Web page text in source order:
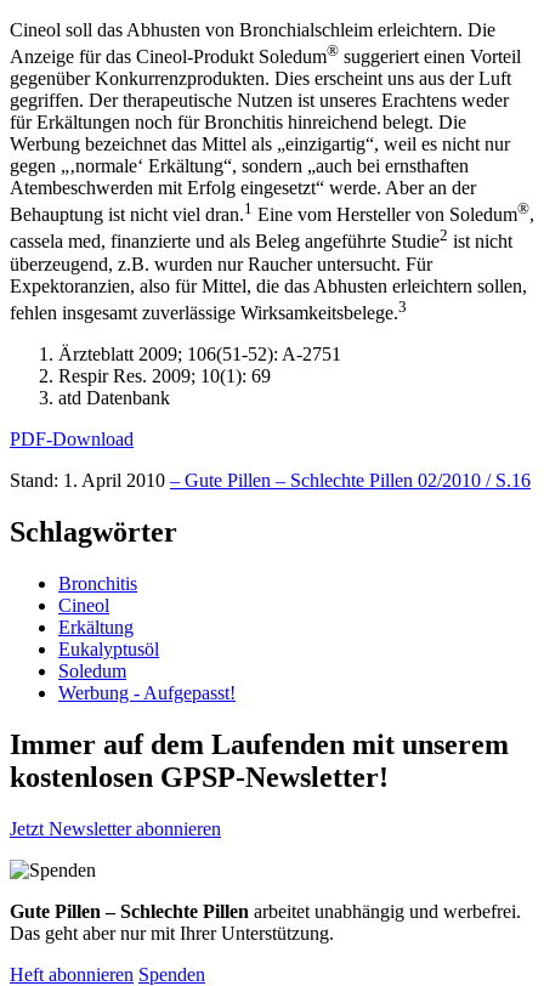
Cineol soll das Abhusten von Bronchialschleim erleichtern. Die
Anzeige für das Cineol-Produkt Soledum® suggeriert einen Vorteil
gegenüber Konkurrenzprodukten. Dies erscheint uns aus der Luft
gegriffen. Der therapeutische Nutzen ist unseres Erachtens weder
für Erkältungen noch für Bronchitis hinreichend belegt. Die
Werbung bezeichnet das Mittel als „einzigartig“, weil es nicht nur
gegen „‚normale‘ Erkältung“, sondern „auch bei ernsthaften
Atembeschwerden mit Erfolg eingesetzt“ werde. Aber an der
Behauptung ist nicht viel dran.1 Eine vom Hersteller von Soledum®,
cassela med, finanzierte und als Beleg angeführte Studie2 ist nicht
überzeugend, z.B. wurden nur Raucher untersucht. Für
Expektoranzien, also für Mittel, die das Abhusten erleichtern sollen,
fehlen insgesamt zuverlässige Wirksamkeitsbelege.3
Ärzteblatt 2009; 106(51-52): A-2751
Respir Res. 2009; 10(1): 69
atd Datenbank
PDF-Download
Stand: 1. April 2010 – Gute Pillen – Schlechte Pillen 02/2010 / S.16
Schlagwörter
Bronchitis
Cineol
Erkältung
Eukalyptusöl
Soledum
Werbung - Aufgepasst!
Immer auf dem Laufenden mit unserem
kostenlosen GPSP-Newsletter!
Jetzt Newsletter abonnieren
Gute Pillen – Schlechte Pillen arbeitet unabhängig und werbefrei.
Das geht aber nur mit Ihrer Unterstützung.
Heft abonnieren Spenden